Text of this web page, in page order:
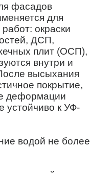
фасадов
для
окраски
ДСП,
плит (ОСП),
внутри и
высыхания
покрытие,
деформации
устойчиво к УФ-
водой не более